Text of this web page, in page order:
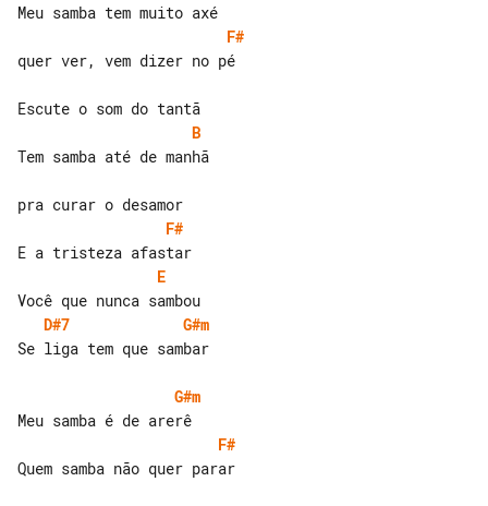
F#
quer ver, vem dizer no pé
B
Tem samba até de manhã
F#
E
D#7
G#m
Se liga tem que sambar
G#m
F#
Quem samba não quer parar